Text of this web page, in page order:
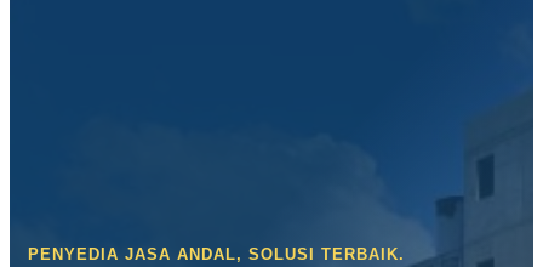
PENYEDIA JASA ANDAL, SOLUSI TERBAIK.